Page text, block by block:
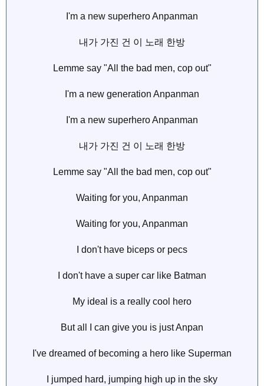
I'm a new superhero Anpanman
내가 가진 건 이 노래 한방
Lemme say "All the bad men, cop out"
I'm a new generation Anpanman
I'm a new superhero Anpanman
내가 가진 건 이 노래 한방
Lemme say "All the bad men, cop out"
Waiting for you, Anpanman
Waiting for you, Anpanman
I don't have biceps or pecs
I don't have a super car like Batman
My ideal is a really cool hero
But all I can give you is just Anpan
I've dreamed of becoming a hero like Superman
I jumped hard, jumping high up in the sky